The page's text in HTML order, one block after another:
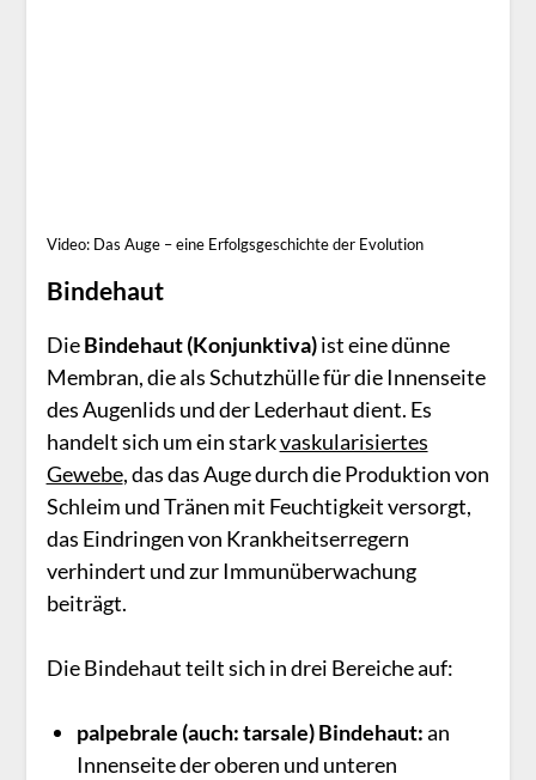
Video: Das Auge – eine Erfolgsgeschichte der Evolution
Bindehaut
DieBindehaut (Konjunktiva)ist eine dünne
Membran, die als Schutzhülle für die Innenseite
des Augenlids und der Lederhaut dient. Es
handelt sich um ein starkvaskularisiertes
Gewebe, das das Auge durch die Produktion von
Schleim und Tränen mit Feuchtigkeit versorgt,
das Eindringen von Krankheitserregern
verhindert und zur Immunüberwachung
beiträgt.
Die Bindehaut teilt sich in drei Bereiche auf:
palpebrale (auch:tarsale)Bindehaut:an
Innenseite der oberen und unteren